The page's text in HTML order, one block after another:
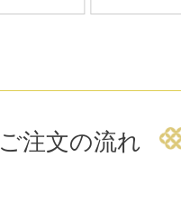
ご注文の流れ